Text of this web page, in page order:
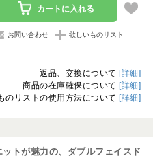
カートに入れる
お問い合わせ 欲しいものリスト
返品、交換について [詳細]
商品の在庫確保について [詳細]
のリストの使用方法について [詳細]
トが魅力の、ダブルフェイスド